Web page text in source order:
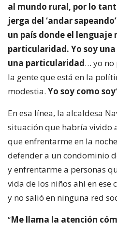
al mundo rural, por lo
jerga del ‘andar sapeando’
un país donde el lenguaje
particularidad. Yo soy
una particularidad… yo no
la gente que está en la
modestia. Yo soy como soy
En esa línea, la alcaldesa
situación que habría vivido
que enfrentarme en la
defender a un condominio
y enfrentarme a personas
vida de los niños ahí en ese
y no salió en ninguna red
“Me llama la atención